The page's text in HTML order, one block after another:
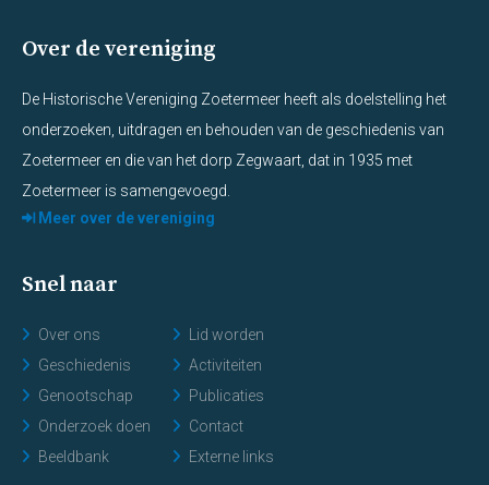
Over de vereniging
De Historische Vereniging Zoetermeer heeft als doelstelling het
onderzoeken, uitdragen en behouden van de geschiedenis van
Zoetermeer en die van het dorp Zegwaart, dat in 1935 met
Zoetermeer is samengevoegd.
Meer over de vereniging
Snel naar
Over ons
Geschiedenis
Genootschap
Onderzoek doen
Beeldbank
Lid worden
Activiteiten
Publicaties
Contact
Externe links